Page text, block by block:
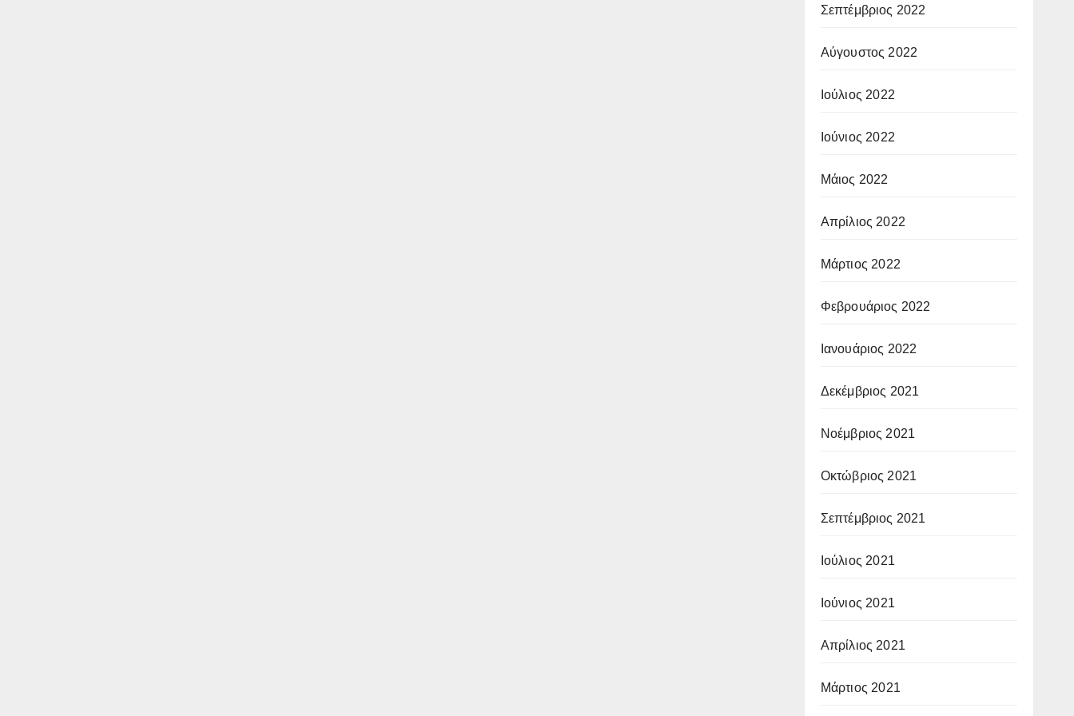
Σεπτέμβριος 2022
Αύγουστος 2022
Ιούλιος 2022
Ιούνιος 2022
Μάιος 2022
Απρίλιος 2022
Μάρτιος 2022
Φεβρουάριος 2022
Ιανουάριος 2022
Δεκέμβριος 2021
Νοέμβριος 2021
Οκτώβριος 2021
Σεπτέμβριος 2021
Ιούλιος 2021
Ιούνιος 2021
Απρίλιος 2021
Μάρτιος 2021